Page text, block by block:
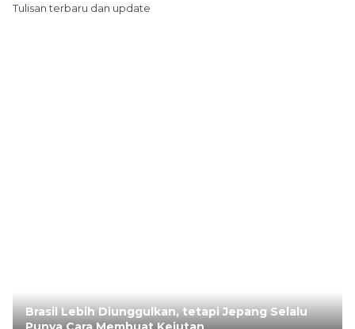
Tulisan terbaru dan update
Brasil Lebih Diunggulkan, tetapi Jepang Selalu